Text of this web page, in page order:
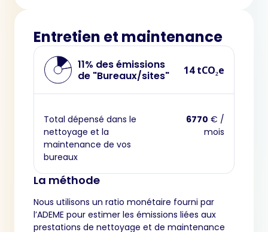
Entretien et maintenance
11% des émissions
de "Bureaux/sites"
14 tCO₂e
Total dépensé dans le
nettoyage et la
maintenance de vos
bureaux
6770 € /
mois
La méthode
Nous utilisons un ratio monétaire fourni par
l’ADEME pour estimer les émissions liées aux
prestations de nettoyage et de maintenance